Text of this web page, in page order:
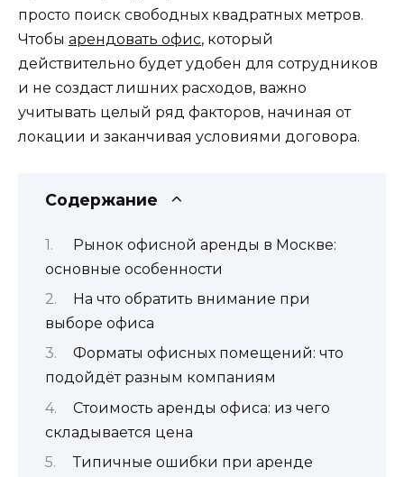
просто поиск свободных квадратных метров.
Чтобы арендовать офис, который
действительно будет удобен для сотрудников
и не создаст лишних расходов, важно
учитывать целый ряд факторов, начиная от
локации и заканчивая условиями договора.
Содержание
Рынок офисной аренды в Москве:
основные особенности
На что обратить внимание при
выборе офиса
Форматы офисных помещений: что
подойдёт разным компаниям
Стоимость аренды офиса: из чего
складывается цена
Типичные ошибки при аренде